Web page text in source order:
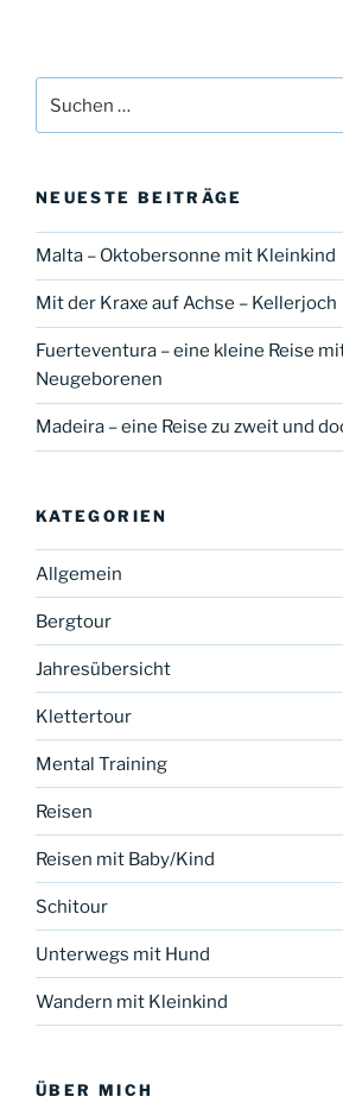
nach:
NEUESTE BEITRÄGE
Malta – Oktobersonne mit Kleinkind
Mit der Kraxe auf Achse – Kellerjoch
Fuerteventura – eine kleine Reise
Neugeborenen
Madeira – eine Reise zu zweit und
KATEGORIEN
Allgemein
Bergtour
Jahresübersicht
Klettertour
Mental Training
Reisen
Reisen mit Baby/Kind
Schitour
Unterwegs mit Hund
Wandern mit Kleinkind
ÜBER MICH